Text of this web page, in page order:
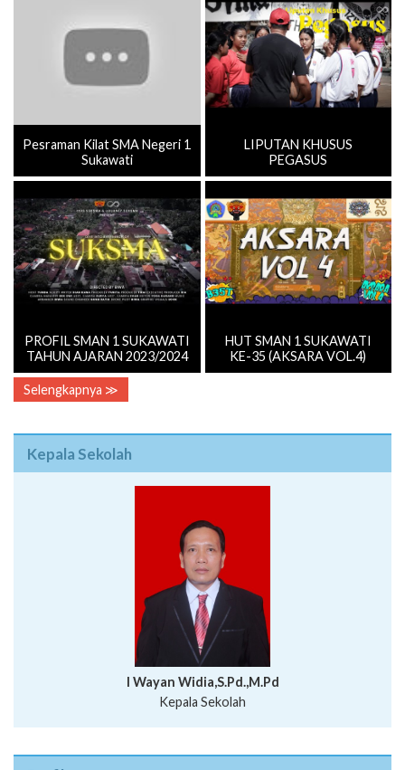
Pesraman Kilat SMA Negeri 1
Sukawati
LIPUTAN KHUSUS
PEGASUS
PROFIL SMAN 1 SUKAWATI
TAHUN AJARAN 2023/2024
HUT SMAN 1 SUKAWATI
KE-35 (AKSARA VOL.4)
Selengkapnya ≫
Kepala Sekolah
I Wayan Widia,S.Pd.,M.Pd
Kepala Sekolah